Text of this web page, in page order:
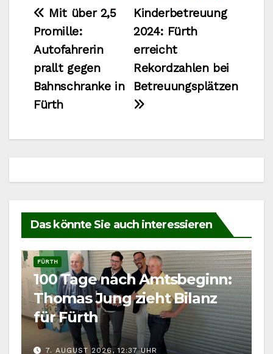
Beitragsnavigation
Kinderbetreuung
2024: Fürth
erreicht
Rekordzahlen bei
Betreuungsplätzen
Mit über 2,5
Promille:
Autofahrerin
prallt gegen
Bahnschranke in
Fürth
Das könnte Sie auch interessieren
FÜRTH
100 Tage nach Amtsbeginn:
Thomas Jung zieht Bilanz
für Fürth
7. AUGUST 2026, 12:37 UHR